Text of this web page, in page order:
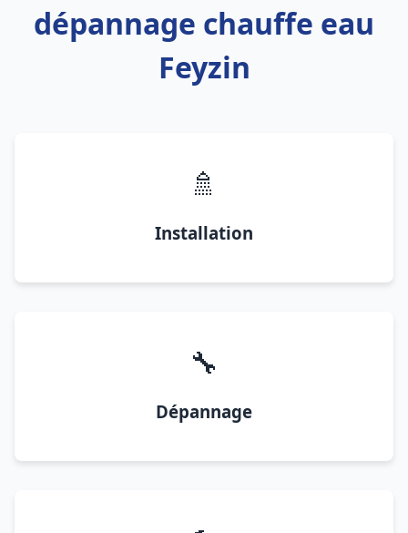
dépannage chauffe eau
Feyzin
🚿
Installation
🔧
Dépannage